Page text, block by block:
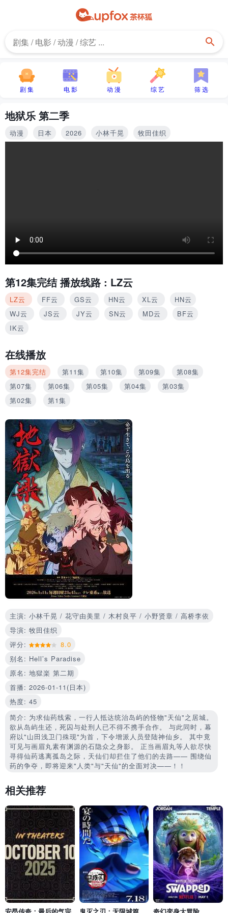
剧 集 电 影 动 漫 综 艺 筛 选
地狱乐 第二季
动漫 日本 2026 小林千晃 牧田佳织
第12集完结播放线路 : LZ云
LZ云 FF云 GS云 HN云 XL云
HN云
WJ云
JS云 JY云 SN云 MD云
BF云
IK云
在线播放
第12集完结 第11集 第10集 第09集
第08集
第07集
第06集 第05集 第04集
第03集
第02集
第1集
主演: 小林千晃 / 花守由美里 / 木村良平 / 小野贤章 / 高桥李依
导演: 牧田佳织
评分:
8.0
别名: Hell’s Paradise
原名: 地獄楽 第二期
首播: 2026-01-11(日本)
热度: 45
简介: 为求仙药线索，一行人抵达统治岛屿的怪物"天仙"之居城。
欲从岛屿生还，死囚与处刑人已不得不携手合作。 与此同时，幕
府以"山田浅卫门殊现"为首，下令增派人员登陆神仙乡。 其中竟
可见与画眉丸素有渊源的石隐众之身影。 正当画眉丸等人欲尽快
寻得仙药逃离孤岛之际，天仙们却拦住了他们的去路—— 围绕仙
药的争夺，即将迎来"人类"与"天仙"的全面对决——！！
相关推荐